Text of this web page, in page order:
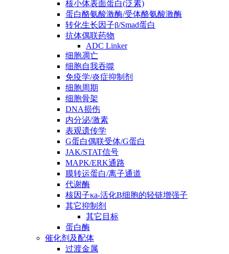
核小体表面蛋白(泛素)
蛋白酪氨酸激酶/受体酪氨酸激酶
转化生长因子β/Smad蛋白
抗体偶联药物
ADC Linker
细胞凋亡
细胞自我吞噬
免疫学/炎症抑制剂
细胞周期
细胞骨架
DNA损伤
内分泌/激素
表观遗传学
G蛋白偶联受体/G蛋白
JAK/STAT信号
MAPK/ERK通路
膜转运蛋白/离子通道
代谢酶
核因子κa-活化B细胞的轻链增强子
其它抑制剂
其它目标
蛋白酶
催化剂及配体
过渡金属